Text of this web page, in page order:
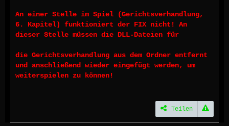
An einer Stelle im Spiel (Gerichtsverhandlung,
6. Kapitel) funktioniert der FIX nicht! An
dieser Stelle müssen die DLL-Dateien für
die Gerichtsverhandlung aus dem Ordner entfernt
und anschließend wieder eingefügt werden, um
weiterspielen zu können!
Teilen